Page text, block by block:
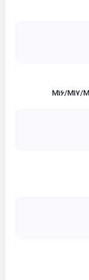
M16/